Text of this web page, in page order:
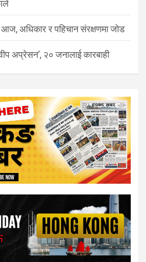
आज, अधिकार र पहिचान संरक्षणमा जोड
अप्रेसन’, २० जनालाई कारबाही